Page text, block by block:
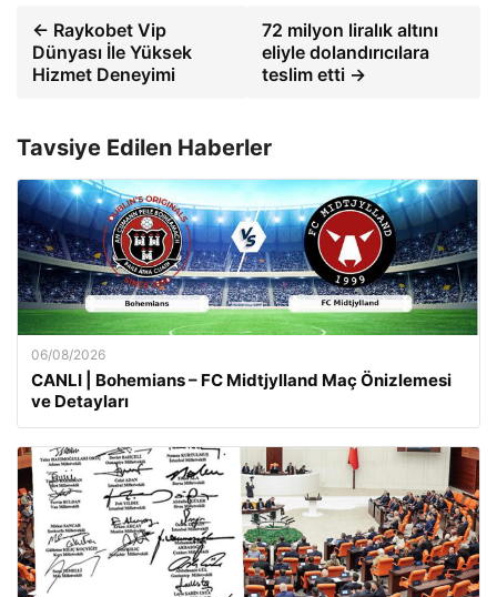
← Raykobet Vip
Dünyası İle Yüksek
Hizmet Deneyimi
72 milyon liralık altını
eliyle dolandırıcılara
teslim etti →
Tavsiye Edilen Haberler
06/08/2026
CANLI | Bohemians – FC Midtjylland Maç Önizlemesi
ve Detayları